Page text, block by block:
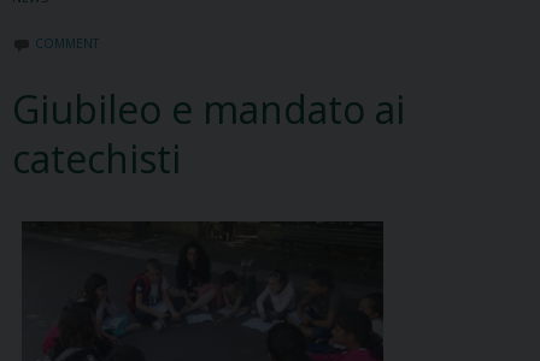
COMMENT
Giubileo e mandato ai
catechisti